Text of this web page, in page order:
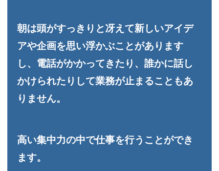
朝は頭がすっきりと冴えて新しいアイデ
アや企画を思い浮かぶことがあります
し、電話がかかってきたり、誰かに話し
かけられたりして業務が止まることもあ
りません。
高い集中力の中で仕事を行うことができ
ます。